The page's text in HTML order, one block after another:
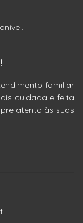
familiar
cuidada e feita
atento às suas